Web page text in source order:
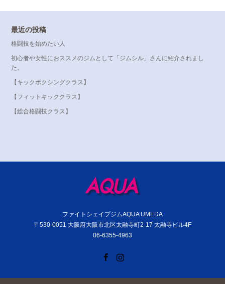
最近の投稿
格闘技を始めたい人
初心者や女性におススメのジムとして「ジムシル」さんに紹介されまし
た。
【キックボクシングクラス】
【フィットキッククラス】
【総合格闘技クラス】
ファイトシェイプジムAQUA UMEDA
〒530-0051 大阪府大阪市北区太融寺町2-17 太融寺ビル4F
06-6355-4963